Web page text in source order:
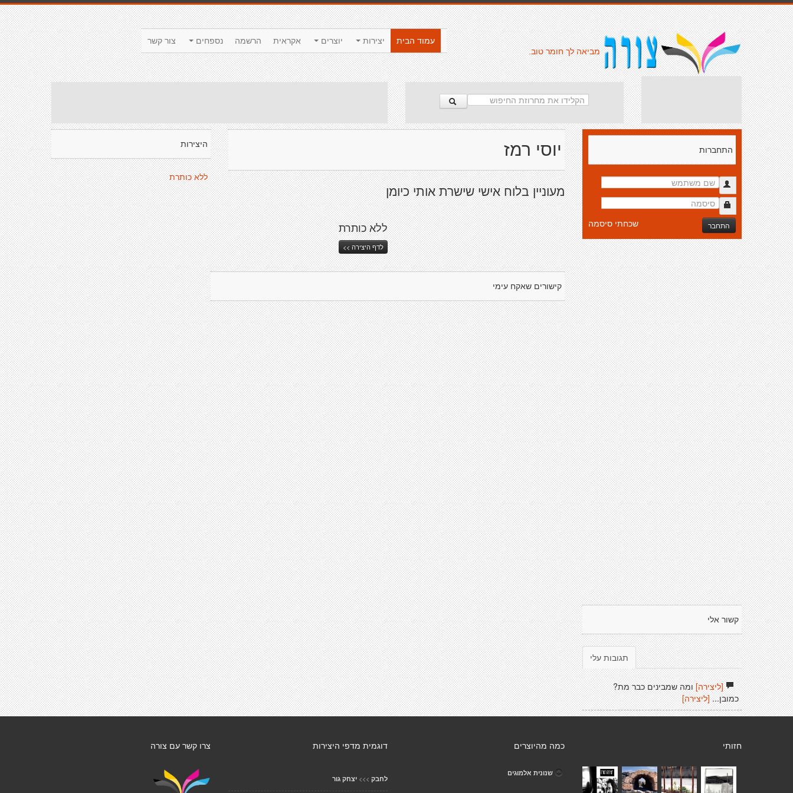
צור קשר נספחים הרשמה אקראית יוצרים יצירות
עמוד הבית
מביאה לך חומר טוב.
היצירות
ללא כותרת
יוסי רמז
מעוניין בלוח אישי שישרת אותי כיומן
ללא כותרת
לדף היצירה >>
קישורים שאקח עימי
התחברות
התחבר שכחתי סיסמה
קשור אלי
תגובות עלי
[ליצירה]ומה שמבינים כבר מת?
כמובן... [ליצירה]
צרו קשר עם צורה דוגמית מדפי היצירות
לחבק >>> יצחק גור
כמה מהיוצרים
שנונית אלמוגים
חזותי